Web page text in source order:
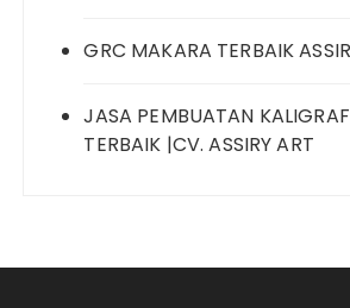
GRC MAKARA TERBAIK
JASA PEMBUATAN
TERBAIK |CV. ASSIRY ART